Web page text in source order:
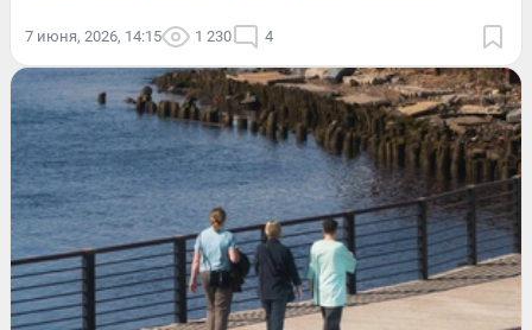
7 июня, 2026, 14:15 1 230 4